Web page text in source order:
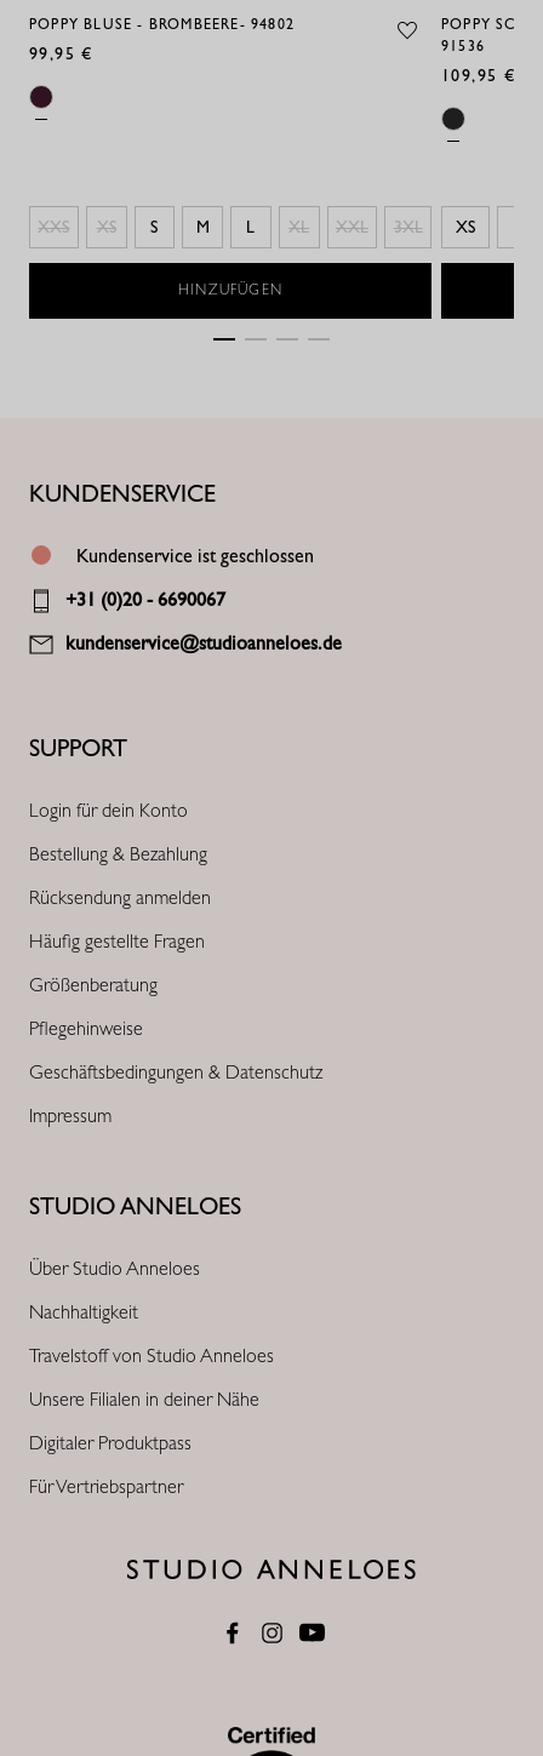
POPPY BLUSE - BROMBEERE- 94802
99,95 €
XXS XS S M L XL XXL 3XL
HINZUFÜGEN
POPPY
91536
109,95 €
XS
STUDIO ANNELOES
Über Studio Anneloes
Nachhaltigkeit
Travelstoff von Studio Anneloes
Unsere Filialen in deiner Nähe
Digitaler Produktpass
Für Vertriebspartner
SUPPORT
Login für dein Konto
Bestellung & Bezahlung
Rücksendung anmelden
Häufig gestellte Fragen
Größenberatung
Pflegehinweise
Geschäftsbedingungen & Datenschutz
Impressum
KUNDENSERVICE
Kundenservice ist geschlossen
+31 (0)20 - 6690067
kundenservice@studioanneloes.de